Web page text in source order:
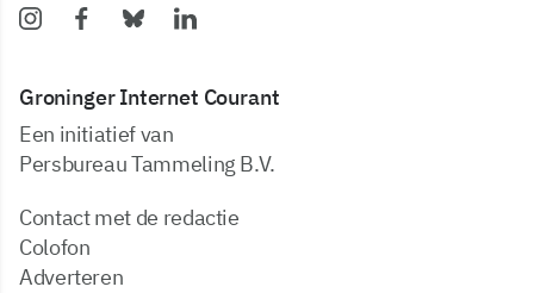
Groninger Internet Courant
Een initiatief van
Persbureau Tammeling B.V.
Contact met de redactie
Colofon
Adverteren